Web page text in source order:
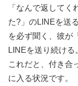
「なんで返して
た?」のLINEを送
を必ず聞く、彼が
LINEを送り続け
これだと、付き合
に入る状況です。